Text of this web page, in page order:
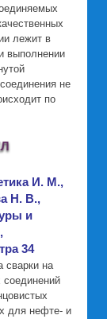
лежит в
выполнении
не
по
И. М.,
Н. В.,
и
34
сварки на
соединений
для нефте- и